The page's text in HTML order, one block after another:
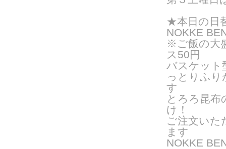
★本日の日
NOKKE
※ご飯の大
ス50円
バスケット
っとりふり
す
とろろ昆布
け！
ご注文いた
ま す
NOKKE